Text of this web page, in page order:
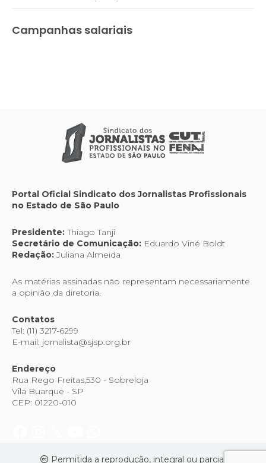
Campanhas salariais
Portal Oficial Sindicato dos Jornalistas Profissionais
no Estado de São Paulo
Presidente:Thiago Tanji
Secretário de Comunicação: Eduardo Viné Boldt
Redação:Juliana Almeida
As matérias assinadas não representam necessariamente
a opinião da diretoria.
Contatos
Tel: (11) 3217-6299
E-mail: jornalista@sjsp.org.br
Endereço
Rua Rego Freitas,530 - Sobreloja
Vila Buarque - SP
CEP: 01220-010
Permitida a reprodução, integral ou parcial